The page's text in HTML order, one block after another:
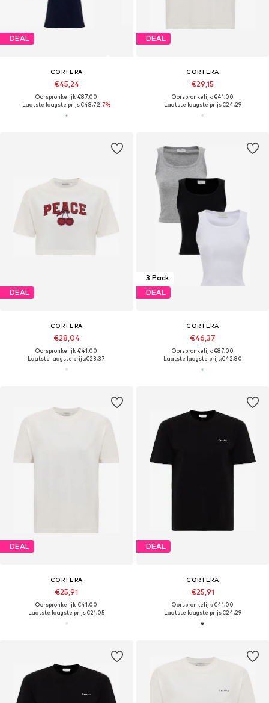
DEAL
CORTERA
€45,24
Oorspronkelijk: €87,00
Laatste laagste prijs:€48,72-7%
DEAL
CORTERA
€29,15
Oorspronkelijk: €41,00
Laatste laagste prijs:€24,29
DEAL
CORTERA
€28,04
Oorspronkelijk: €41,00
Laatste laagste prijs:€23,37
3 Pack
DEAL
CORTERA
€46,37
Oorspronkelijk: €87,00
Laatste laagste prijs:€42,80
DEAL
CORTERA
€25,91
Oorspronkelijk: €41,00
Laatste laagste prijs:€21,05
DEAL
CORTERA
€25,91
Oorspronkelijk: €41,00
Laatste laagste prijs:€24,29